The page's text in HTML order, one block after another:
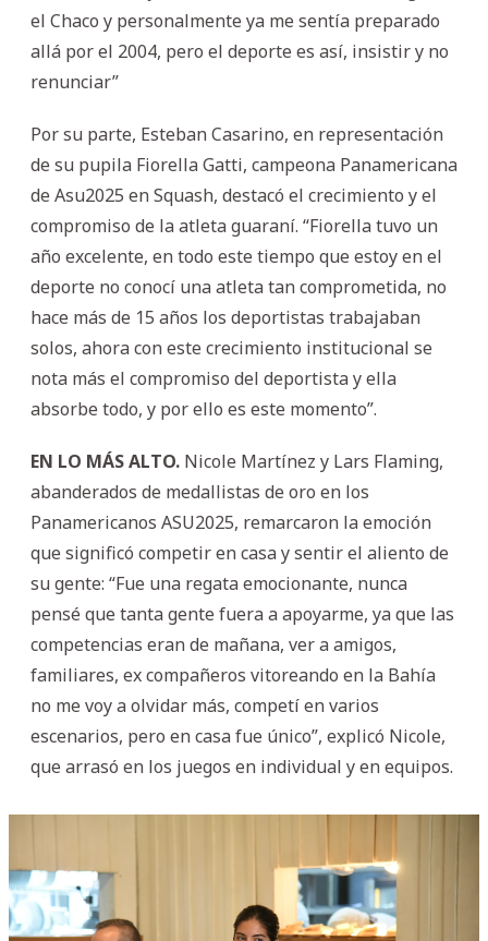
el Chaco y personalmente ya me sentía preparado
allá por el 2004, pero el deporte es así, insistir y no
renunciar”
Por su parte, Esteban Casarino, en representación
de su pupila Fiorella Gatti, campeona Panamericana
de Asu2025 en Squash, destacó el crecimiento y el
compromiso de la atleta guaraní. “Fiorella tuvo un
año excelente, en todo este tiempo que estoy en el
deporte no conocí una atleta tan comprometida, no
hace más de 15 años los deportistas trabajaban
solos, ahora con este crecimiento institucional se
nota más el compromiso del deportista y ella
absorbe todo, y por ello es este momento”.
EN LO MÁS ALTO. Nicole Martínez y Lars Flaming,
abanderados de medallistas de oro en los
Panamericanos ASU2025, remarcaron la emoción
que significó competir en casa y sentir el aliento de
su gente: “Fue una regata emocionante, nunca
pensé que tanta gente fuera a apoyarme, ya que las
competencias eran de mañana, ver a amigos,
familiares, ex compañeros vitoreando en la Bahía
no me voy a olvidar más, competí en varios
escenarios, pero en casa fue único”, explicó Nicole,
que arrasó en los juegos en individual y en equipos.